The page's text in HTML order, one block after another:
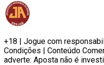
+18 | Jogue com
Condições | Conteúdo
adverte: Aposta não é